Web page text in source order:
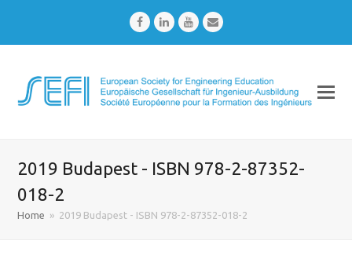
FacebookLinkedInYoutubeEmail
2019 Budapest - ISBN 978-2-87352-
018-2
Home » 2019 Budapest - ISBN 978-2-87352-018-2